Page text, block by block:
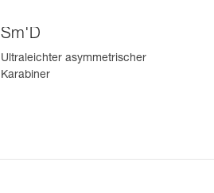
Sm'D
Ultraleichter asymmetrischer
Karabiner